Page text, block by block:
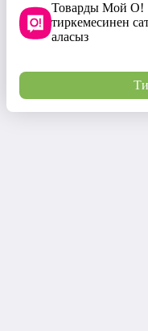
Товарды Мой О!
тиркемесинен
аласыз